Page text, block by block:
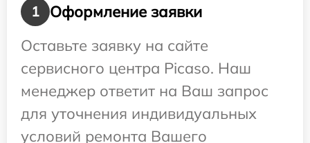
1
Оформление заявки
Оставьте заявку на сайте
сервисного центра Picaso. Наш
менеджер ответит на Ваш запрос
для уточнения индивидуальных
условий ремонта Вашего